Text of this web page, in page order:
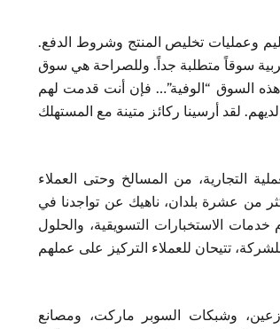
وعمليات تخليص المنتج وشروط الدفع.
سوقاً متطلبة جداً. وللصراحة هي سوق
هذه السوق “الوفية”… فإن أنت قدمت لهم
لقد أرسينا ركائز متينة مع المستهلك
التجارية، من المسالخ وحتى العملاء
من عشرة بلدان، ناهيك عن تواجدنا في
خدمات الاستخبارات التسويقية، والحلول
تتيحان للعملاء التركيز على عملهم
وشبكات السوبر ماركت، ومصانع